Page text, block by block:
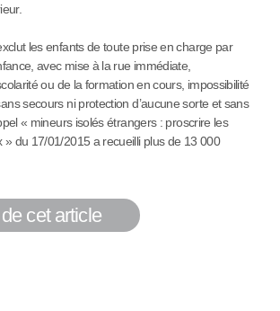
les enfants de toute prise en charge par
avec mise à la rue immédiate,
ou de la formation en cours, impossibilité
secours ni protection d’aucune sorte et sans
« mineurs isolés étrangers : proscrire les
» du 17/01/2015 a recueilli plus de 13 000
cet article